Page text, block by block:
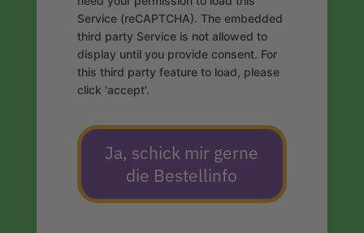
Service (reCAPTCHA). The embedded
third party Service is not allowed to
display until you provide consent. For
this third party feature to load, please
click 'accept'.
Ja, schick mir gerne
die Bestellinfo